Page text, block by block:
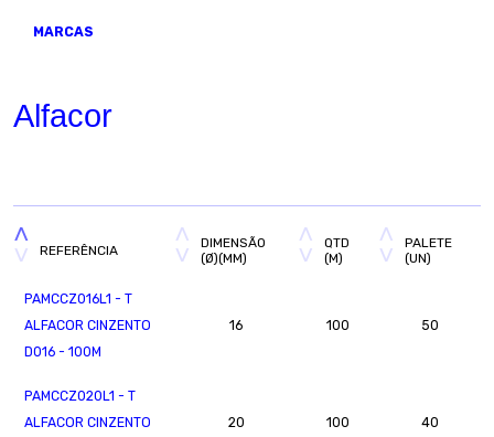
MARCAS
Alfacor
REFERÊNCIA
DIMENSÃO
(Ø)(MM)
QTD
(M)
PALETE
(UN)
PAMCCZ016L1 - T
ALFACOR CINZENTO
D016 - 100M
16 100 50
PAMCCZ020L1 - T
ALFACOR CINZENTO
20 100 40